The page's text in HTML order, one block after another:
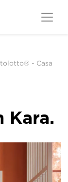
- Casa
Kara.